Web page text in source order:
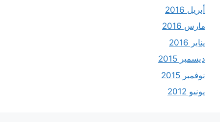
أبريل 2016
مارس 2016
يناير 2016
ديسمبر 2015
نوفمبر 2015
يونيو 2012